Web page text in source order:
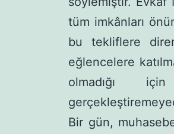
tüm imkânları
bu tekliflere
eğlencelere
olmadığı
Bir gün,